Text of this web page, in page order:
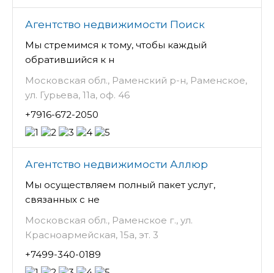
Агентство недвижимости Поиск
Мы стремимся к тому, чтобы каждый
обратившийся к н
Московская обл., Раменский р-н, Раменское,
ул. Гурьева, 11а, оф. 46
+7916-672-2050
Агентство недвижимости Аллюр
Мы осуществляем полный пакет услуг,
связанных с не
Московская обл., Раменское г., ул.
Красноармейская, 15а, эт. 3
+7499-340-0189